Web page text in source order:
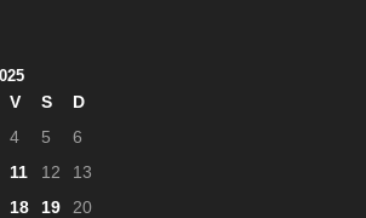
V S
D
4 5
6
11 12
13
18 19
20